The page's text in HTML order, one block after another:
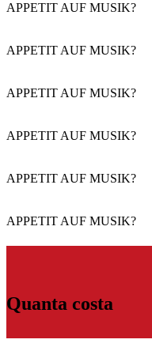
APPETIT AUF MUSIK?
APPETIT AUF MUSIK?
APPETIT AUF MUSIK?
APPETIT AUF MUSIK?
APPETIT AUF MUSIK?
APPETIT AUF MUSIK?
Quanta costa